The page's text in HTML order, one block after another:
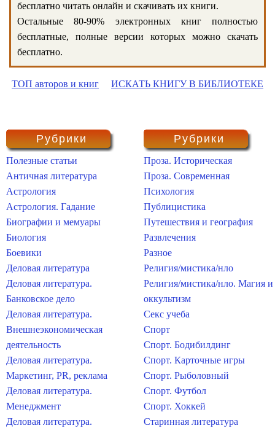
бесплатно читать онлайн и скачивать их книги.
Остальные 80-90% электронных книг полностью
бесплатные, полные версии которых можно скачать
бесплатно.
ТОП авторов и книг ИСКАТЬ КНИГУ В БИБЛИОТЕКЕ
Рубрики
Полезные статьи
Античная литература
Астрология
Астрология. Гадание
Биографии и мемуары
Биология
Боевики
Деловая литература
Деловая литература.
Банковское дело
Деловая литература.
Внешнеэкономическая
деятельность
Деловая литература.
Маркетинг, PR, реклама
Деловая литература.
Менеджмент
Деловая литература.
Рубрики
Проза. Историческая
Проза. Современная
Психология
Публицистика
Путешествия и география
Развлечения
Разное
Религия/мистика/нло
Религия/мистика/нло. Магия и
оккультизм
Секс учеба
Спорт
Спорт. Бодибилдинг
Спорт. Карточные игры
Спорт. Рыболовный
Спорт. Футбол
Спорт. Хоккей
Старинная литература